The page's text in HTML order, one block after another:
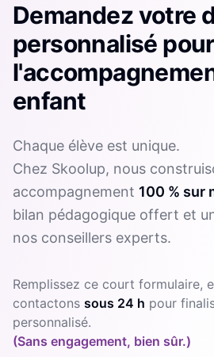
Demandez votre
personnalisé pour
enfant
Chaque élève est unique.
Chez Skoolup, nous
accompagnement 100 % sur
bilan pédagogique offert et
nos conseillers experts.
Remplissez ce court formulaire,
contactons sous 24 h pour
personnalisé.
(Sans engagement, bien sûr.)